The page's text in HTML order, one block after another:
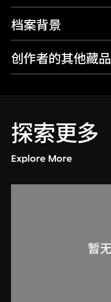
档案背景
创作者的其他藏品
探索更多
Explore More